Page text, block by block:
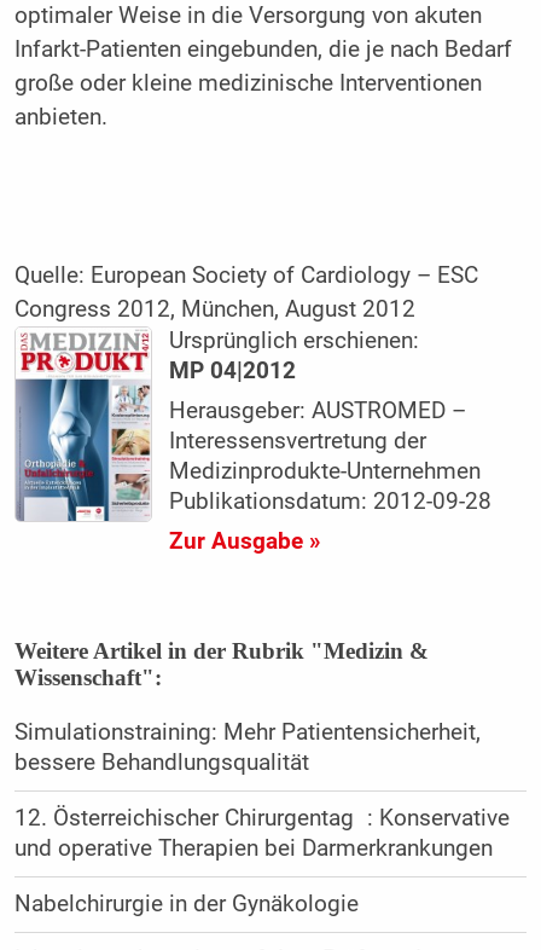
optimaler Weise in die Versorgung von akuten
Infarkt-Patienten eingebunden, die je nach Bedarf
große oder kleine medizinische Interventionen
anbieten.
Quelle: European Society of Cardiology – ESC
Congress 2012, München, August 2012
Ursprünglich erschienen:
MP 04|2012
Herausgeber: AUSTROMED –
Interessensvertretung der
Medizinprodukte-Unternehmen
Publikationsdatum: 2012-09-28
Zur Ausgabe »
Weitere Artikel in der Rubrik "Medizin &
Wissenschaft":
Simulationstraining: Mehr Patientensicherheit,
bessere Behandlungsqualität
12. Österreichischer Chirurgentag : Konservative
und operative Therapien bei Darmerkrankungen
Nabelchirurgie in der Gynäkologie